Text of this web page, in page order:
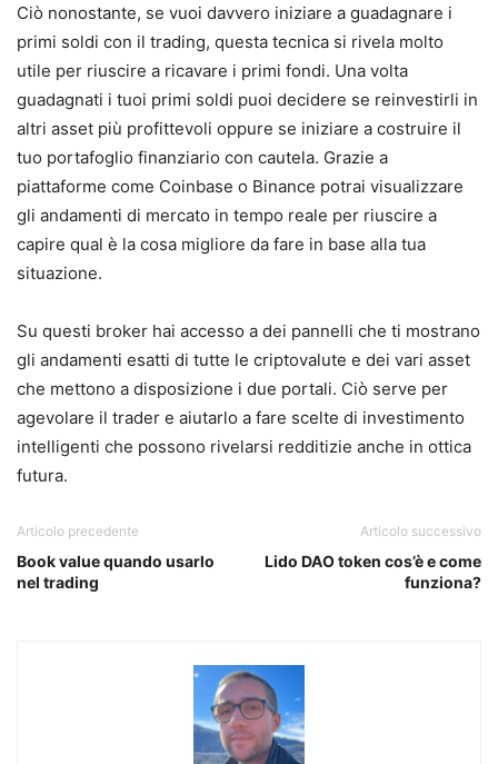
Ciò nonostante, se vuoi davvero iniziare a guadagnare i
primi soldi con il trading, questa tecnica si rivela molto
utile per riuscire a ricavare i primi fondi. Una volta
guadagnati i tuoi primi soldi puoi decidere se reinvestirli in
altri asset più profittevoli oppure se iniziare a costruire il
tuo portafoglio finanziario con cautela. Grazie a
piattaforme come Coinbase o Binance potrai visualizzare
gli andamenti di mercato in tempo reale per riuscire a
capire qual è la cosa migliore da fare in base alla tua
situazione.
Su questi broker hai accesso a dei pannelli che ti mostrano
gli andamenti esatti di tutte le criptovalute e dei vari asset
che mettono a disposizione i due portali. Ciò serve per
agevolare il trader e aiutarlo a fare scelte di investimento
intelligenti che possono rivelarsi redditizie anche in ottica
futura.
Articolo precedente
Book value quando usarlo
nel trading
Articolo successivo
Lido DAO token cos’è e come
funziona?